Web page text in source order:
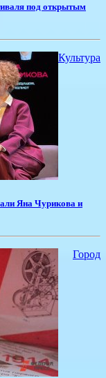
под открытым
Культура
Яна Чурикова и
Город